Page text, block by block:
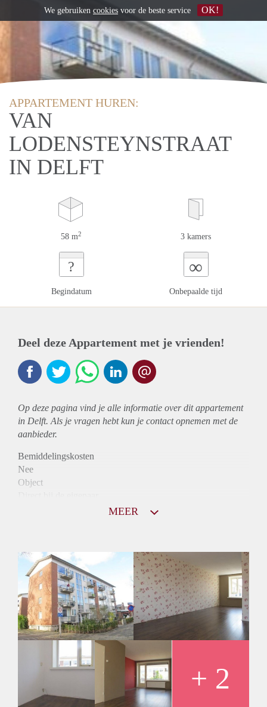
APPARTEMENT HUREN:
VAN
LODENSTEYNSTRAAT
IN DELFT
58 m2 3 kamers
?
Begindatum
∞
Onbepaalde tijd
Deel deze Appartement met je vrienden!
Op deze pagina vind je alle informatie over ditappartement
in Delft. Als je vragen hebt kun je contact opnemen met de
aanbieder.
Bemiddelingskosten
Nee
Object
Huurtoeslag
Mogelijk
Inkomen eis
N.V.T.
Huurtermijn
Onbepaalde termijn
Oplevering
MEER
+ 2
We gebruiken cookies voor de beste service OK!